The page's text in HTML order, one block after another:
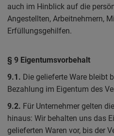
auch im Hinblick auf die
Angestellten, Arbeitnehmern,
Erfüllungsgehilfen.
§ 9 Eigentumsvorbehalt
9.1. Die gelieferte Ware bleibt
Bezahlung im Eigentum des
9.2. Für Unternehmer gelten
hinaus: Wir behalten uns das
gelieferten Waren vor, bis der